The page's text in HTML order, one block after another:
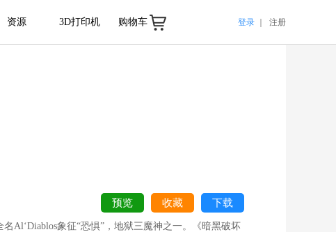
资源 3D打印机 购物车 登录 注册
下载
收藏
预览
Al‘Diablos象征“恐惧”，地狱三魔神之一。《暗黑破坏